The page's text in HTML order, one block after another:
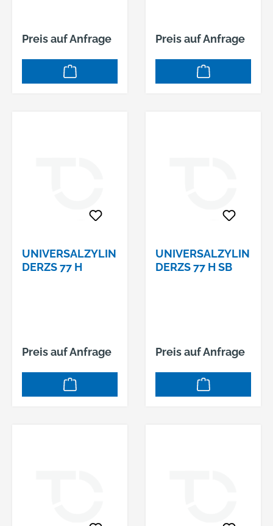
Preis auf Anfrage Preis auf Anfrage
UNIVERSALZYLIN
DERZS 77 H
Preis auf Anfrage
UNIVERSALZYLIN
DERZS 77 H SB
Preis auf Anfrage